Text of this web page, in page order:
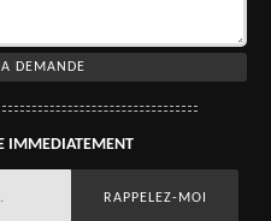
IMMEDIATEMENT